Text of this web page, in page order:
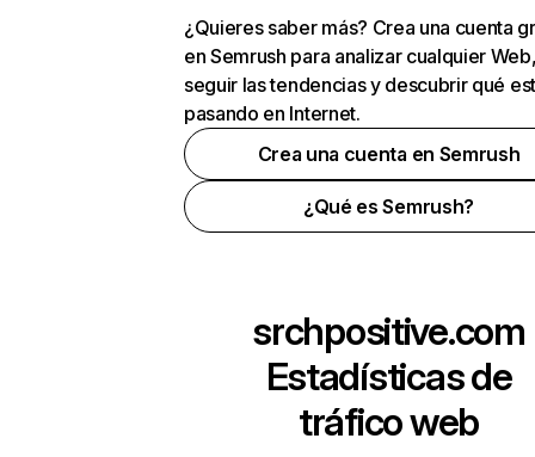
¿Quieres saber más? Crea una cuenta
en Semrush para analizar cualquier
seguir las tendencias y descubrir qué
pasando en Internet.
Crea una cuenta en Semrush
¿Qué es Semrush?
srchpositive.com
Estadísticas de
tráfico web